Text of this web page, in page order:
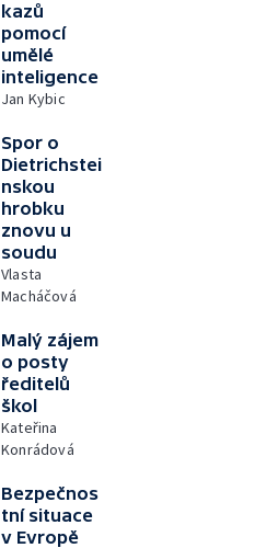
kazů
pomocí
umělé
inteligence
Jan Kybic
Spor o
Dietrichstei
nskou
hrobku
znovu u
soudu
Vlasta
Macháčová
Malý zájem
o posty
ředitelů
škol
Kateřina
Konrádová
Bezpečnos
tní situace
v Evropě